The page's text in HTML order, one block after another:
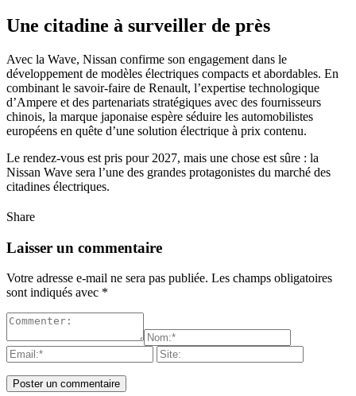
Une citadine à surveiller de près
Avec la Wave, Nissan confirme son engagement dans le
développement de modèles électriques compacts et abordables. En
combinant le savoir-faire de Renault, l’expertise technologique
d’Ampere et des partenariats stratégiques avec des fournisseurs
chinois, la marque japonaise espère séduire les automobilistes
européens en quête d’une solution électrique à prix contenu.
Le rendez-vous est pris pour 2027, mais une chose est sûre : la
Nissan Wave sera l’une des grandes protagonistes du marché des
citadines électriques.
Share
Laisser un commentaire
Votre adresse e-mail ne sera pas publiée. Les champs obligatoires
sont indiqués avec *